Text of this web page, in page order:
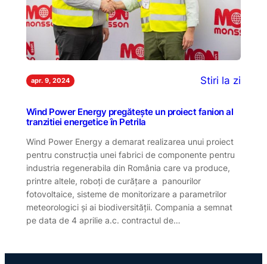
apr. 9, 2024 Stiri la zi
Wind Power Energy pregătește un proiect fanion al
tranzitiei energetice în Petrila
Wind Power Energy a demarat realizarea unui proiect
pentru construcția unei fabrici de componente pentru
industria regenerabila din România care va produce,
printre altele, roboți de curățare a panourilor
fotovoltaice, sisteme de monitorizare a parametrilor
meteorologici și ai biodiversității. Compania a semnat
pe data de 4 aprilie a.c. contractul de…